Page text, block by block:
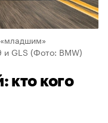
и GLS (Фото: BMW)
кто кого